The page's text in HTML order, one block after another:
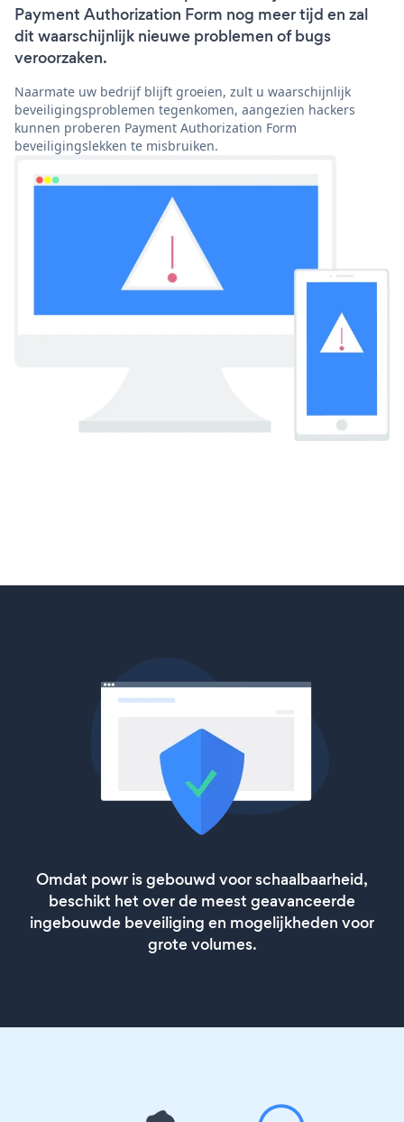
Payment Authorization Form nog meer tijd en zal
dit waarschijnlijk nieuwe problemen of bugs
veroorzaken.
Naarmate uw bedrijf blijft groeien, zult u waarschijnlijk
beveiligingsproblemen tegenkomen, aangezien hackers
kunnen proberen Payment Authorization Form
beveiligingslekken te misbruiken.
Omdat powr is gebouwd voor schaalbaarheid,
beschikt het over de meest geavanceerde
ingebouwde beveiliging en mogelijkheden voor
grote volumes.